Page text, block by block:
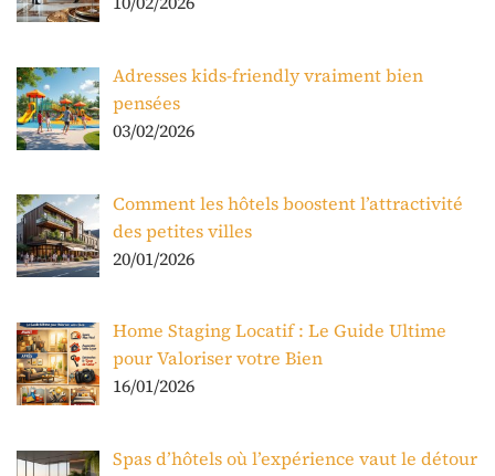
Adresses kids-friendly vraiment bien
pensées
03/02/2026
Comment les hôtels boostent l’attractivité
des petites villes
20/01/2026
Home Staging Locatif : Le Guide Ultime
pour Valoriser votre Bien
16/01/2026
Spas d’hôtels où l’expérience vaut le détour